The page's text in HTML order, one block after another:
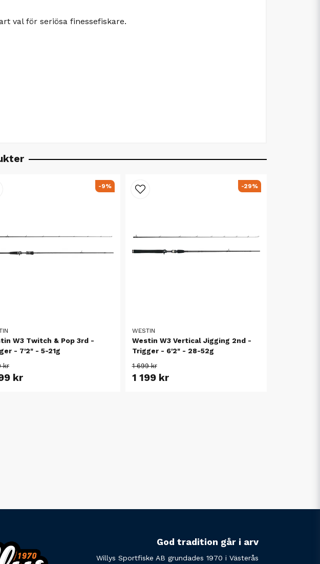
val för seriösa finessefiskare.
W3 Twitch & Pop 3rd -
- 7'2" - 5-21g
kr
kr
-9%
WESTIN
Westin W3 Vertical Jigging 2nd -
Trigger - 6'2" - 28-52g
1 699 kr
1 199 kr
-29%
God tradition går i arv
Willys Sportfiske AB grundades 1970 i Västerås